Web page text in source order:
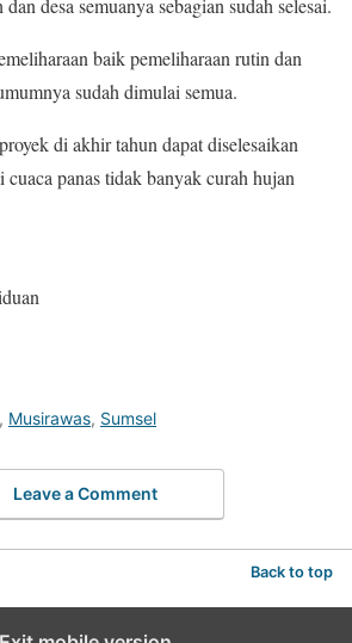
desa semuanya sebagian sudah selesai.
baik pemeliharaan rutin dan
sudah dimulai semua.
di akhir tahun dapat diselesaikan
cuaca panas tidak banyak curah hujan
, Musirawas, Sumsel
Leave a Comment
Back to top